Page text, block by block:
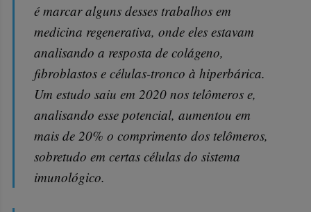
é marcar alguns desses trabalhos em
medicina regenerativa, onde eles estavam
analisando a resposta de colágeno,
fibroblastos e células-tronco à hiperbárica.
Um estudo saiu em 2020 nos telômeros e,
analisando esse potencial, aumentou em
mais de 20% o comprimento dos telômeros,
sobretudo em certas células do sistema
imunológico.